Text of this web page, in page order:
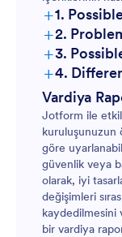
+1.
+2.
+3.
+4.
Vardiya
Jotform ile
kuruluşunuzun
göre
güvenlik veya
olarak, iyi
değişimleri
kaydedilmesini
bir vardiya